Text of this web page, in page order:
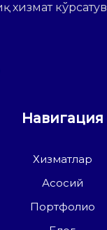
хизмат
Навигация
Хизматлар
Асосий
Портфолио